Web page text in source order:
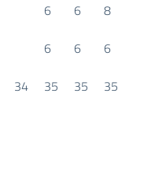
6 6
8
6 6
6
34 35 35 35